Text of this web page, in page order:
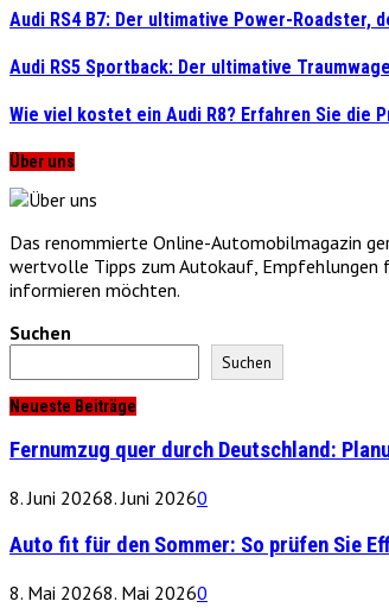
Audi RS4 B7: Der ultimative Power-
Audi RS5 Sportback: Der ultimative
Wie viel kostet ein Audi R8? Erfahren Sie die
Über uns
Das renommierte Online-Automobilmagazin
wertvolle Tipps zum Autokauf, Empfehlungen
informieren möchten.
Suchen
Suchen
Neueste Beiträge
Fernumzug quer durch Deutschland:
8. Juni 20268. Juni 20260
Auto fit für den Sommer: So prüfen Sie
8. Mai 20268. Mai 20260